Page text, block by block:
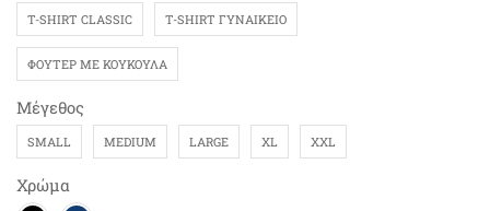
T-SHIRT CLASSIC T-SHIRT ΓΥΝΑΙΚΕΊΟ
ΦΟΎΤΕΡ ΜΕ ΚΟΥΚΟΎΛΑ
Μέγεθος
SMALL MEDIUM LARGE XL XXL
Χρώμα